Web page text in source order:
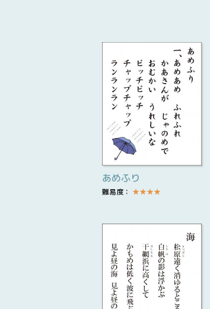
あめふり
難易度： ★★★★